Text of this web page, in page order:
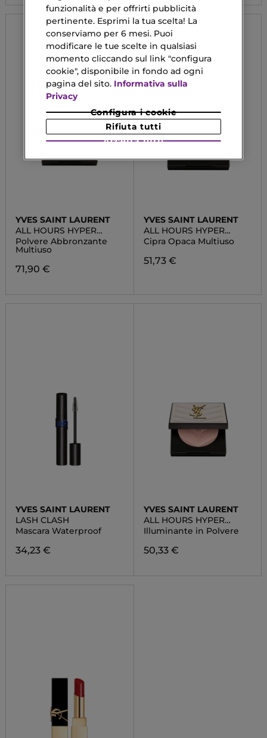
YVES SAINT LAURENT
ALL HOURS HYPER
BRONZE
Polvere Abbronzante
Multiuso
71,90 €
YVES SAINT LAURENT
ALL HOURS HYPER
FINISH POWDER
Cipra Opaca Multiuso
51,73 €
YVES SAINT LAURENT
LASH CLASH
Mascara Waterproof
34,23 €
YVES SAINT LAURENT
ALL HOURS HYPER
LUMINIZE
Illuminante in Polvere
50,33 €
funzionalità e per offrirti pubblicità
pertinente. Esprimi la tua scelta! La
conserviamo per 6 mesi. Puoi
modificare le tue scelte in qualsiasi
momento cliccando sul link "configura
cookie", disponibile in fondo ad ogni
pagina del sito. Informativa sulla
Privacy
Configura i cookie
Rifiuta tutti
Accetta tutti